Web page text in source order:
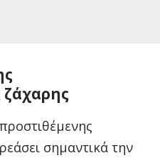
σημαντικά την